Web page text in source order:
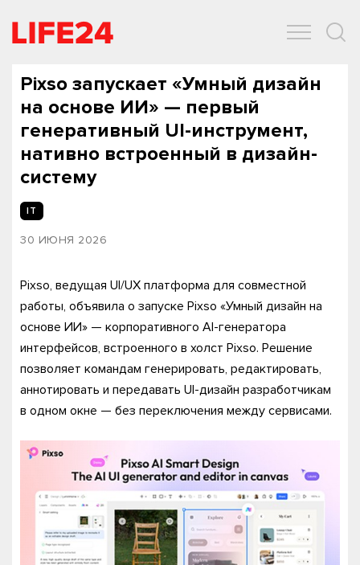
Pixso запускает «Умный дизайн
на основе ИИ» — первый
генеративный UI-инструмент,
нативно встроенный в дизайн-
систему
IT
30 ИЮНЯ 2026
Pixso, ведущая UI/UX платформа для совместной
работы, объявила о запуске Pixso «Умный дизайн на
основе ИИ» — корпоративного AI-генератора
интерфейсов, встроенного в холст Pixso. Решение
позволяет командам генерировать, редактировать,
аннотировать и передавать UI-дизайн разработчикам
в одном окне — без переключения между сервисами.